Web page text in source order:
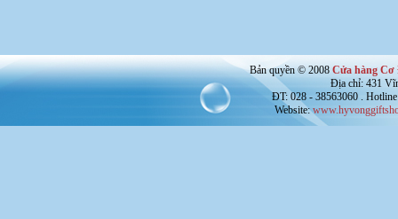
Bản quyền © 2008 Cửa hàng Cơ
Địa chỉ: 431
ĐT: 028 - 38563060 .
Website: